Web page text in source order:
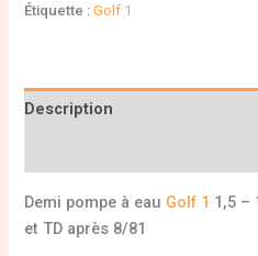
Étiquette :Golf 1
Description
Demi pompe à eau Golf 1 1,5 –
et TD après 8/81